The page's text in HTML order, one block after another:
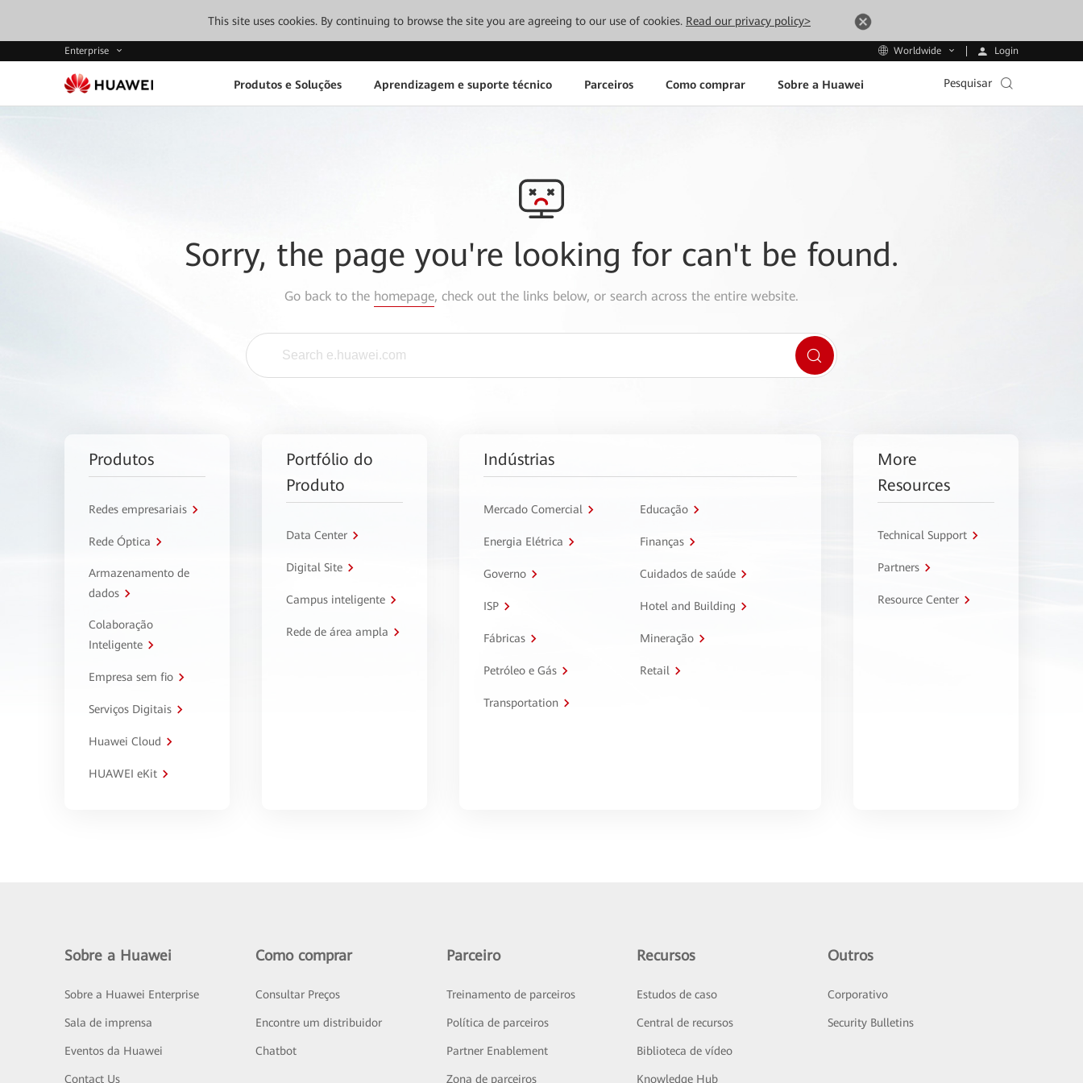
This site uses cookies. By continuing to browse the site you are agreeing to our use of cookies. Read our privacy policy>
Enterprise Worldwide Login
Produtos e Soluções Aprendizagem e suporte técnico Parceiros Como comprar Sobre a Huawei Pesquisar
Sorry, the page you're looking for can't be found.
Go back to the homepage, check out the links below, or search across the entire website.
Produtos
Redes empresariais
Rede Óptica
Armazenamento de
dados
Colaboração
Inteligente
Empresa sem fio
Serviços Digitais
Huawei Cloud
HUAWEI eKit
Portfólio do
Produto
Data Center
Digital Site
Campus inteligente
Rede de área ampla
Indústrias
Mercado Comercial Educação
Energia Elétrica Finanças
Governo Cuidados de saúde
ISP Hotel and Building
Fábricas Mineração
Petróleo e Gás Retail
Transportation
More
Resources
Technical Support
Partners
Resource Center
Sobre a Huawei
Sobre a Huawei Enterprise
Sala de imprensa
Eventos da Huawei
Contact Us
Como comprar
Consultar Preços
Encontre um distribuidor
Chatbot
Parceiro
Treinamento de parceiros
Política de parceiros
Partner Enablement
Zona de parceiros
Recursos
Estudos de caso
Central de recursos
Biblioteca de vídeo
Knowledge Hub
Outros
Corporativo
Security Bulletins